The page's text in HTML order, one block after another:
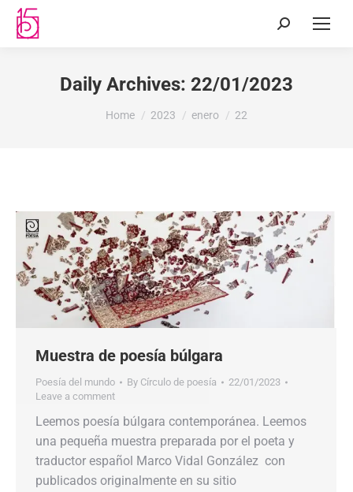
Daily Archives: 22/01/2023
You are here:
Home 2023 enero 22
Muestra de poesía búlgara
Poesía del mundo By Círculo de poesía
22/01/2023
Leave a comment
Leemos poesía búlgara contemporánea. Leemos
una pequeña muestra preparada por el poeta y
traductor español Marco Vidal González con
publicados originalmente en su sitio